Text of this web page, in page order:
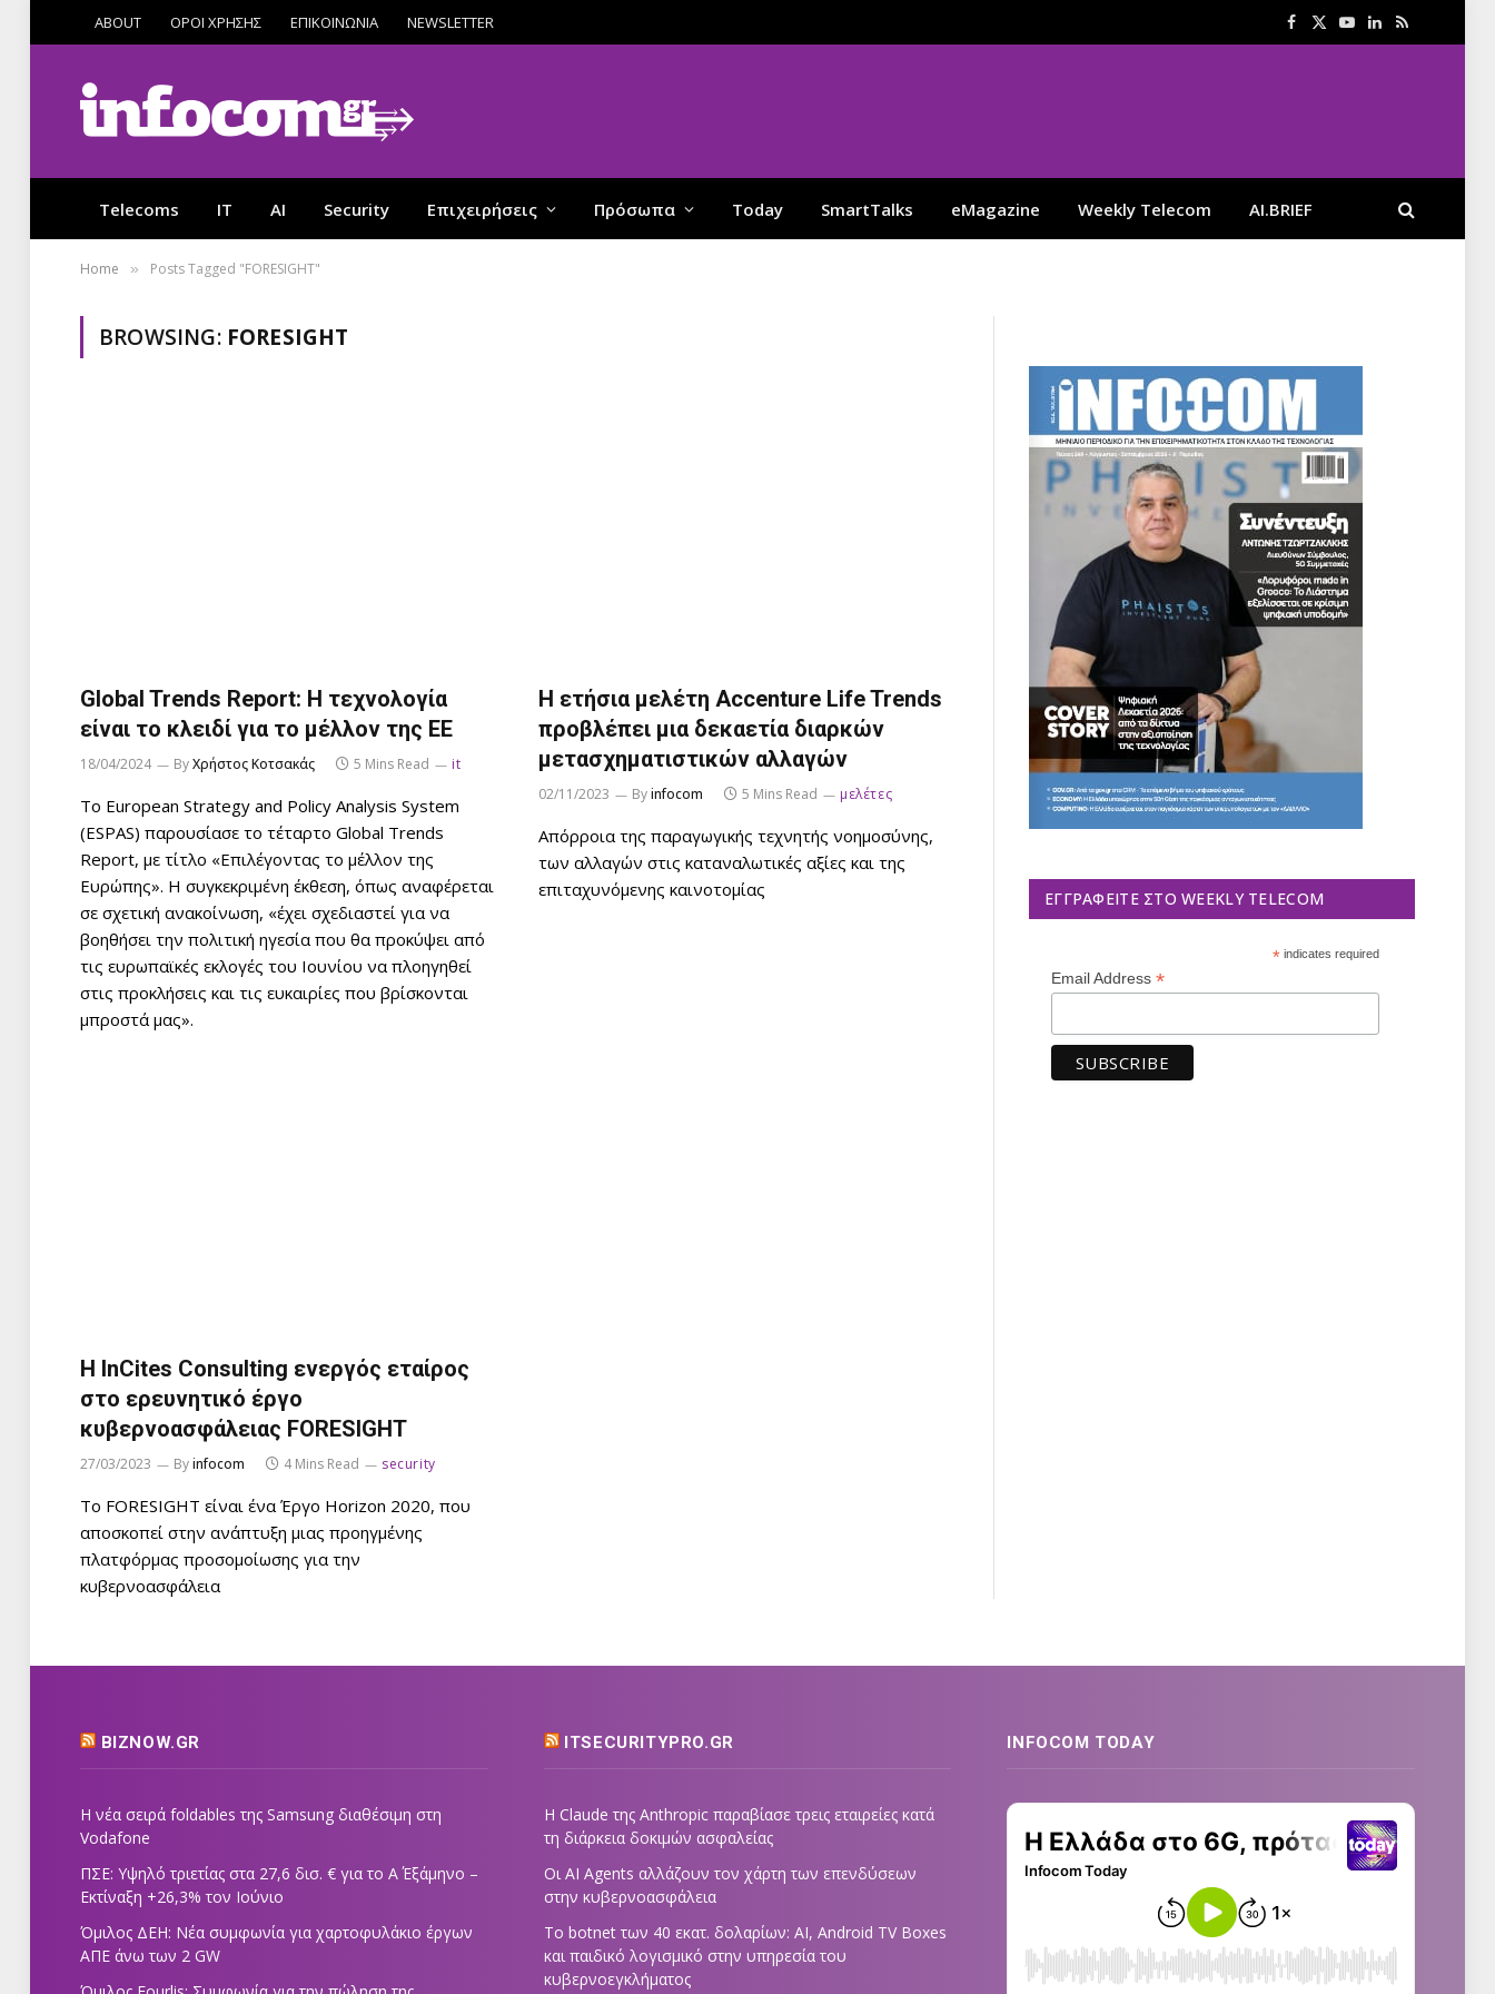
ABOUT ΟΡΟΙ ΧΡΗΣΗΣ ΕΠΙΚΟΙΝΩΝΙΑ NEWSLETTER Facebook
X
YouTube
LinkedIn
RSS
Telecoms IT AI Security Επιχειρήσεις Πρόσωπα Today SmartTalks eMagazine Weekly Telecom AI.BRIEF
Home » Posts Tagged "FORESIGHT"
BROWSING: FORESIGHT
Global Trends Report: Η τεχνολογία
είναι το κλειδί για το μέλλον της ΕΕ
18/04/2024 ByΧρήστος Κοτσακάς 5 Mins Read it
Το European Strategy and Policy Analysis System
(ESPAS) παρουσίασε το τέταρτο Global Trends
Report, με τίτλο «Επιλέγοντας το μέλλον της
Ευρώπης». Η συγκεκριμένη έκθεση, όπως αναφέρεται
σε σχετική ανακοίνωση, «έχει σχεδιαστεί για να
βοηθήσει την πολιτική ηγεσία που θα προκύψει από
τις ευρωπαϊκές εκλογές του Ιουνίου να πλοηγηθεί
στις προκλήσεις και τις ευκαιρίες που βρίσκονται
μπροστά μας».
Η ετήσια μελέτη Accenture Life Trends
προβλέπει μια δεκαετία διαρκών
μετασχηματιστικών αλλαγών
02/11/2023 Byinfocom 5 Mins Read μελέτες
Απόρροια της παραγωγικής τεχνητής νοημοσύνης,
των αλλαγών στις καταναλωτικές αξίες και της
επιταχυνόμενης καινοτομίας
Η InCites Consulting ενεργός εταίρος
στο ερευνητικό έργο
κυβερνοασφάλειας FORESIGHT
27/03/2023 Byinfocom 4 Mins Read security
Το FORESIGHT είναι ένα Έργο Horizon 2020, που
αποσκοπεί στην ανάπτυξη μιας προηγμένης
πλατφόρμας προσομοίωσης για την
κυβερνοασφάλεια
ΕΓΓΡΑΦΕΊΤΕ ΣΤΟ WEEKLY TELECOM
*indicates required
Email Address *
BIZNOW.GR
Η νέα σειρά foldables της Samsung διαθέσιμη στη
Vodafone
ΠΣΕ: Υψηλό τριετίας στα 27,6 δισ. € για το Α΄ Εξάμηνο –
Εκτίναξη +26,3% τον Ιούνιο
Όμιλος ΔΕΗ: Νέα συμφωνία για χαρτοφυλάκιο έργων
ΑΠΕ άνω των 2 GW
ITSECURITYPRO.GR
Η Claude της Anthropic παραβίασε τρεις εταιρείες κατά
τη διάρκεια δοκιμών ασφαλείας
Οι AI Agents αλλάζουν τον χάρτη των επενδύσεων
στην κυβερνοασφάλεια
Το botnet των 40 εκατ. δολαρίων: AI, Android TV Boxes
και παιδικό λογισμικό στην υπηρεσία του
κυβερνοεγκλήματος
INFOCOM TODAY